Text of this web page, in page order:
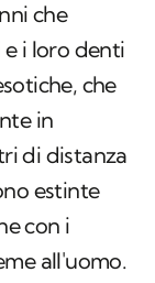
che
i loro denti
che
in
di distanza
estinte
con i
all'uomo.